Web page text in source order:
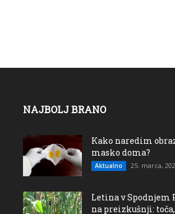
NAJBOLJ BRANO
Kako naredim
masko doma?
Aktualno 25. marca,
Letina v Spodnjem
na preizkušnji: